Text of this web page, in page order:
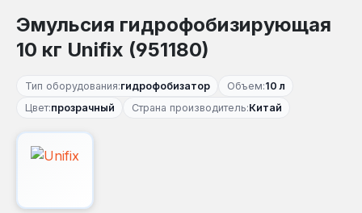
Эмульсия гидрофобизирующая
10 кг Unifix (951180)
Тип оборудования:гидрофобизатор Объем:10 л
Цвет:прозрачный Страна производитель:Китай